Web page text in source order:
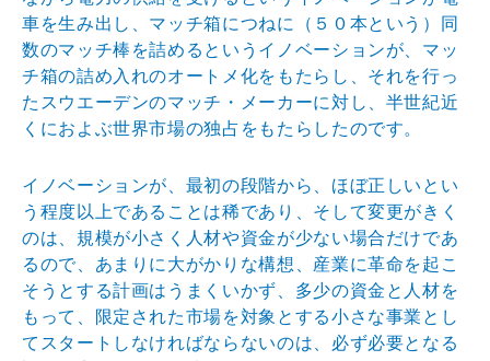
車を生み出し
、マッチ箱につねに（５０本という）同
数のマッチ棒を詰めるというイノベーションが、マッ
チ箱の詰め入れのオー トメ化をもたらし、それを行っ
たスウエーデンのマッチ・
メーカーに対し、半世紀近
くにおよぶ世界市場の独占をも たらしたのです。
イノベーションが、最初の段階から、ほぼ正しいとい
う程度以上であることは稀であり、そして変更がきく
のは、規模が小さく人材や資金が少ない場合だけであ
るので、あま りに大がかりな構想、産業に革命を起こ
そうとする計画は うまくいかず、多少の資金と人材を
もって、限定された市場を対象とする小さな事業とし
てスタートしなければなら ないのは、必ず必要となる